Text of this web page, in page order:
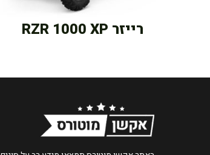
רייזר RZR 1000 XP